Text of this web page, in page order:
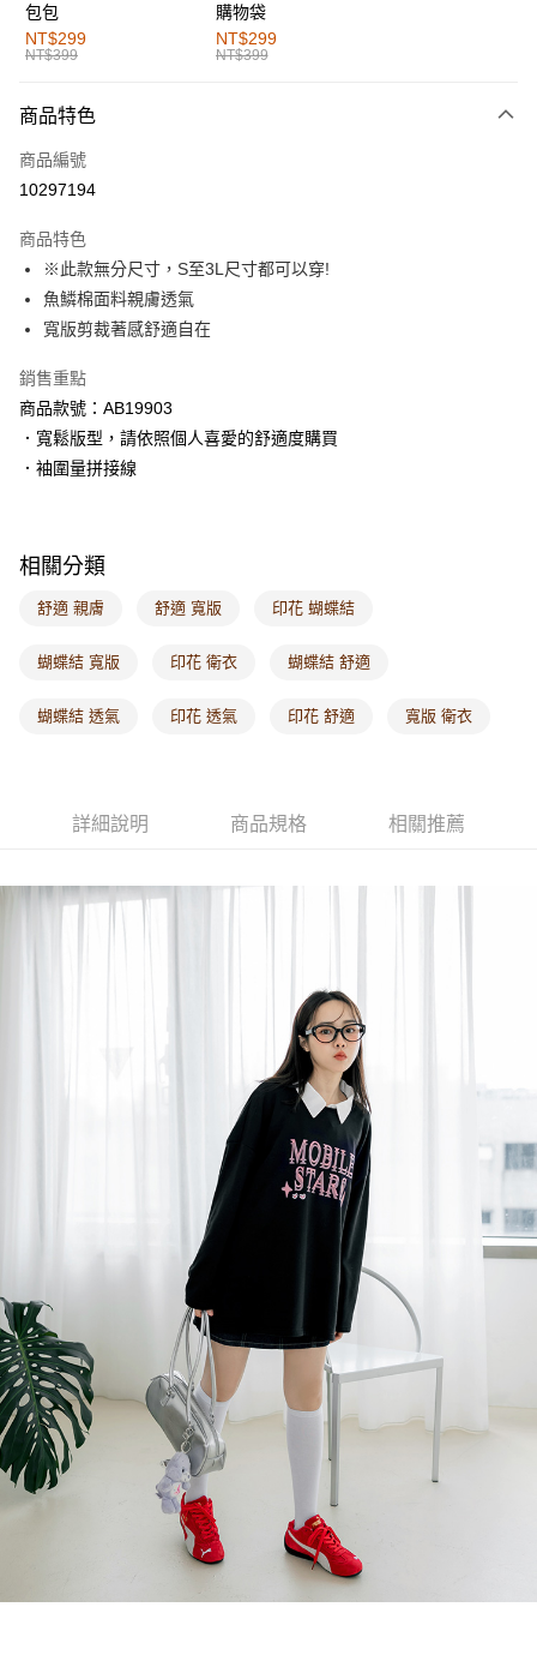
全家取貨付款
每筆NT$60，滿NT$1,000(含以上)免運費
付款後全家取貨
萊爾富取貨付款
付款後萊爾富取貨
每筆NT$60，滿NT$1,000(含以上)免運費
7-11取貨付款
每筆NT$60，滿NT$1,000(含以上)免運費
付款後7-11取貨
每筆NT$60，滿NT$1,000(含以上)免運費
付款後門市自取
每筆NT$60，滿NT$1,000(含以上)免運費
包包
NT$299
NT$399
購物袋
NT$299
NT$399
商品特色
商品編號
10297194
商品特色
※此款無分尺寸，S至3L尺寸都可以穿!
魚鱗棉面料親膚透氣
寬版剪裁著感舒適自在
銷售重點
商品款號：AB19903
．寬鬆版型，請依照個人喜愛的舒適度購買
．袖圍量拼接線
相關分類
舒適 親膚 舒適 寬版 印花 蝴蝶結
蝴蝶結 寬版 印花 衛衣 蝴蝶結 舒適
蝴蝶結 透氣 印花 透氣 印花 舒適 寬版 衛衣
詳細說明 商品規格 相關推薦